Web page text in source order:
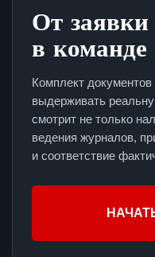
От
в команде
Комплект
выдерживать
смотрит не только
ведения журналов,
и соответствие